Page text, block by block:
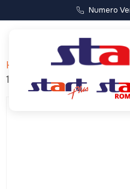
Numero
Home
/ Forca di Presta –
17:00)